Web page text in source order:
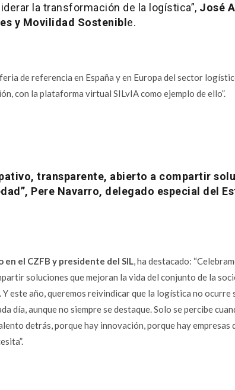
la transformación de la logística”, José
y Movilidad Sostenible.
de referencia en España y en Europa del sector
con la plataforma virtual SILvIA como ejemplo de ello”.
transparente, abierto a compartir
Pere Navarro, delegado especial del
en el CZFB y presidente del SIL,ha destacado:
soluciones que mejoran la vida del conjunto de la
este año, queremos reivindicar que la logística no ocurre
día, aunque no siempre se destaque. Solo se percibe
detrás, porque hay innovación, porque hay empresas